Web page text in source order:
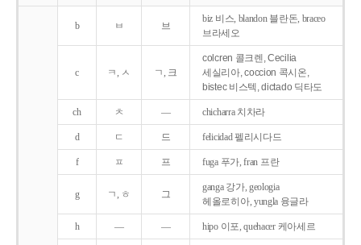
b ㅂ 브
biz 비스, blandon 블란돈, braceo
브라세오
c ㅋ, ㅅ ㄱ, 크
colcren 콜크렌, Cecilia
세실리아, coccion 콕시온,
bistec 비스텍, dictado 딕타도
ch ㅊ ― chicharra 치차라
d ㄷ 드 felicidad 펠리시다드
f ㅍ 프 fuga 푸가, fran 프란
g ㄱ, ㅎ 그
ganga 강가, geologia
헤올로히아, yungla 융글라
h ― ― hipo 이포, quehacer 케아세르